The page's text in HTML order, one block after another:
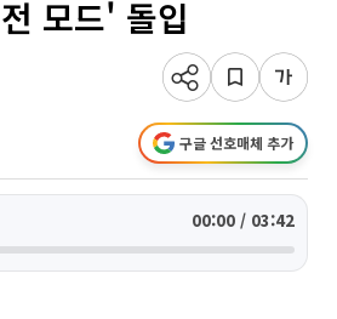
모드' 돌입
구글 선호매체 추가
00:00 / 03:42